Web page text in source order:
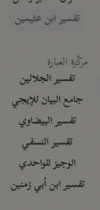
تفسير ابن عثيمين
مركَّزة العبارة
تفسير الجلالين
جامع البيان للإيجي
تفسير البيضاوي
تفسير النسفي
الوجيز للواحدي
تفسير ابن أبي زمنين